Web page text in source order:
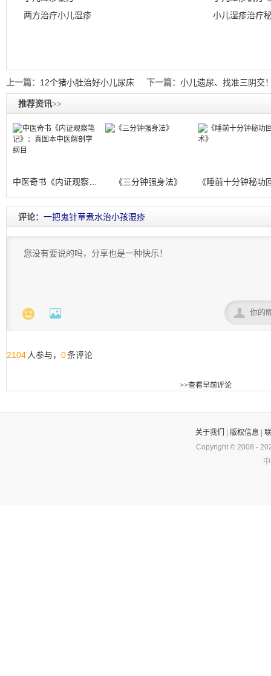
两方治疗小儿湿疹
小儿湿疹治疗
上一篇： 12个猪小肚治好小儿尿床 下一篇： 小儿遗尿、找准三阴交
推荐资讯>>
《三分钟强身法》
评论：一把鬼针草煮水治小孩湿疹
  
2104 人参与， 0条评论
>>查看早前评论
关于我们 版权信息
Copyright © 2008 -